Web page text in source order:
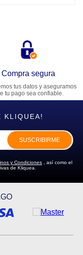
Compra segura
tus datos y aseguramos
tu pago sea confiable.
KLIQUEA!
SUSCRIBIRME
y Condiciones , así como el
de Kliquea.